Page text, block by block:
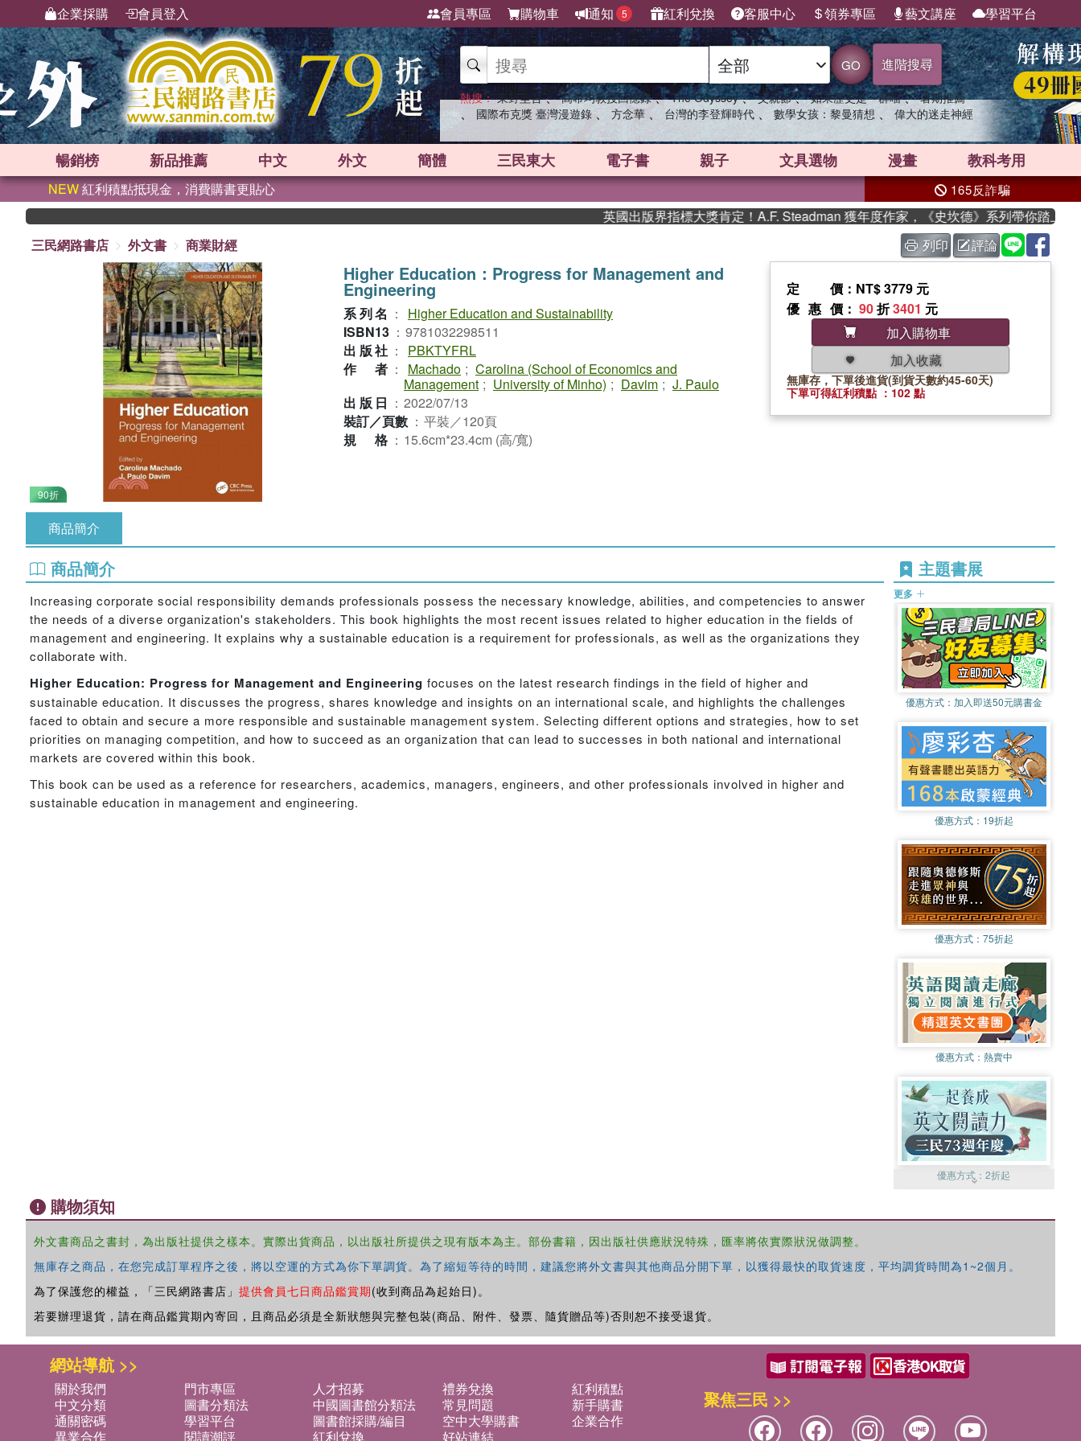
企業採購 會員登入 會員專區 購物車 通知 5 紅利兌換 客服中心 領券專區 藝文講座 學習平台
GO 進階搜尋
熱搜： 東野圭吾 、 高希均教授回憶錄 、 The Odyssey 、 父親節 、 如果歷史是一群喵 、 暑期推薦
、 國際布克獎 臺灣漫遊錄 、 方念華 、 台灣的李登輝時代 、 數學女孩：黎曼猜想 、 偉大的迷走神經
暢銷榜 新品推薦 中文 外文 簡體 三民東大 電子書 親子 文具選物 漫畫 教科考用
NEW紅利積點抵現金，消費購書更貼心 165反詐騙
英國出版界指標大獎肯定！A.F. Steadman 獲年度作家，《史坎德》系列帶你踏上熱血奇
三民網路書店
外文書 商業財經 列印 評論
90折
Higher Education：Progress for Management and
Engineering
系列名 ：
Higher Education and Sustainability
ISBN13 ： 9781032298511
出版社 ：
PBKTYFRL
作者 ： Machado ; Carolina (School of Economics and
Management ; University of Minho) ; Davim ; J. Paulo
出版日 ： 2022/07/13
裝訂／頁數 ： 平裝／120頁
規格 ： 15.6cm*23.4cm (高/寬)
定價 ：NT$ 3779 元
優惠價 ： 90折3401 元
加入購物車
加入收藏
無庫存，下單後進貨(到貨天數約45-60天)
下單可得紅利積點 ：102 點
商品簡介
商品簡介
Increasing corporate social responsibility demands professionals possess the necessary knowledge, abilities, and competencies to answer
the needs of a diverse organization's stakeholders. This book highlights the most recent issues related to higher education in the fields of
management and engineering. It explains why a sustainable education is a requirement for professionals, as well as the organizations they
collaborate with.
Higher Education: Progress for Management and Engineering focuses on the latest research findings in the field of higher and
sustainable education. It discusses the progress, shares knowledge and insights on an international scale, and highlights the challenges
faced to obtain and secure a more responsible and sustainable management system. Selecting different options and strategies, how to set
priorities on managing competition, and how to succeed as an organization that can lead to successes in both national and international
markets are covered within this book.
This book can be used as a reference for researchers, academics, managers, engineers, and other professionals involved in higher and
sustainable education in management and engineering.
主題書展
更多
優惠方式： 加入即送50元購書金
優惠方式： 19折起
優惠方式： 75折起
優惠方式： 熱賣中
優惠方式：2折起
購物須知
外文書商品之書封，為出版社提供之樣本。實際出貨商品，以出版社所提供之現有版本為主。部份書籍，因出版社供應狀況特殊，匯率將依實際狀況做調整。
無庫存之商品，在您完成訂單程序之後，將以空運的方式為你下單調貨。為了縮短等待的時間，建議您將外文書與其他商品分開下單，以獲得最快的取貨速度，平均調貨時間為1~2個月。
為了保護您的權益，「三民網路書店」 提供會員七日商品鑑賞期(收到商品為起始日)。
若要辦理退貨，請在商品鑑賞期內寄回，且商品必須是全新狀態與完整包裝(商品、附件、發票、隨貨贈品等)否則恕不接受退貨。
網站導航 >>
關於我們 門市專區 人才招募 禮券兌換
紅利積點
中文分類
圖書分類法 中國圖書館分類法 常見問題
新手購書
通關密碼
學習平台 圖書館採購/編目 空中大學購書
企業合作
異業合作
閱讀潮評 紅利兌換 好站連結
聚焦三民 >>